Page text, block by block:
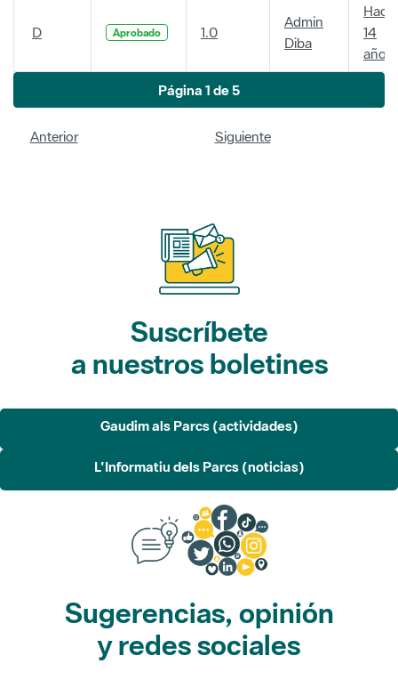
D Aprobado 1.0
Admin
Diba
Hace
14
años
Página 1 de 5
Anterior Siguiente
Suscríbete
a nuestros boletines
Gaudim als Parcs (actividades)
L'Informatiu dels Parcs (noticias)
Sugerencias, opinión
y redes sociales